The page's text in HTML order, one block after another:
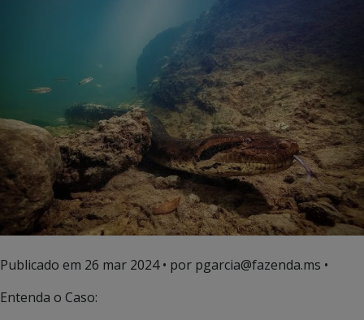
Publicado em 26 mar 2024• por pgarcia@fazenda.ms •
Entenda o Caso: